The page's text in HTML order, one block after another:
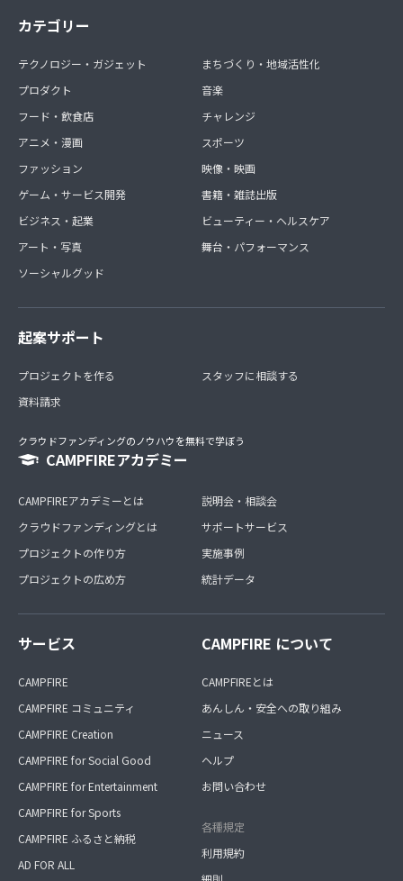
カテゴリー
テクノロジー・ガジェット
プロダクト
フード・飲食店
アニメ・漫画
ファッション
ゲーム・サービス開発
ビジネス・起業
アート・写真
ソーシャルグッド
まちづくり・地域活性化
音楽
チャレンジ
スポーツ
映像・映画
書籍・雑誌出版
ビューティー・ヘルスケア
舞台・パフォーマンス
起案サポート
プロジェクトを作る
資料請求
スタッフに相談する
クラウドファンディングのノウハウを無料で学ぼう
CAMPFIREアカデミー
CAMPFIREアカデミーとは
クラウドファンディングとは
プロジェクトの作り方
プロジェクトの広め方
説明会・相談会
サポートサービス
実施事例
統計データ
サービス
CAMPFIRE
CAMPFIRE コミュニティ
CAMPFIRE Creation
CAMPFIRE for Social Good
CAMPFIRE for Entertainment
CAMPFIRE for Sports
CAMPFIRE ふるさと納税
AD FOR ALL
CAMPFIRE について
CAMPFIREとは
あんしん・安全への取り組み
ニュース
ヘルプ
お問い合わせ
各種規定
利用規約